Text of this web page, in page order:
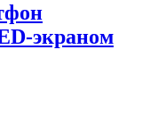
экраном